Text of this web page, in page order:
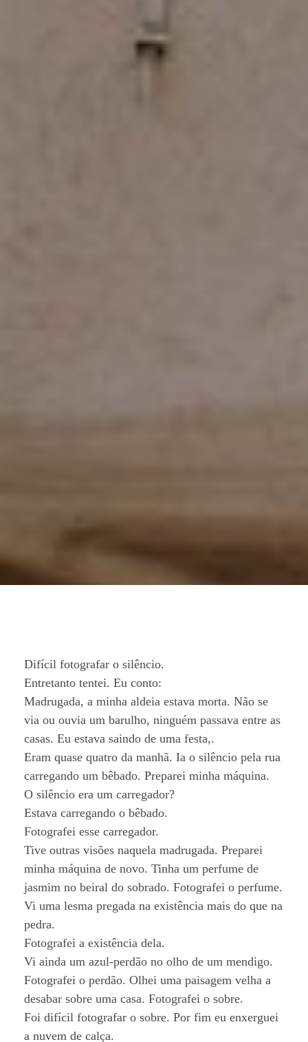
Difícil fotografar o silêncio.
Entretanto tentei. Eu conto:
Madrugada, a minha aldeia estava morta. Não se
via ou ouvia um barulho, ninguém passava entre as
casas. Eu estava saindo de uma festa,.
Eram quase quatro da manhã. Ia o silêncio pela rua
carregando um bêbado. Preparei minha máquina.
O silêncio era um carregador?
Estava carregando o bêbado.
Fotografei esse carregador.
Tive outras visões naquela madrugada. Preparei
minha máquina de novo. Tinha um perfume de
jasmim no beiral do sobrado. Fotografei o perfume.
Vi uma lesma pregada na existência mais do que na
pedra.
Fotografei a existência dela.
Vi ainda um azul-perdão no olho de um mendigo.
Fotografei o perdão. Olhei uma paisagem velha a
desabar sobre uma casa. Fotografei o sobre.
Foi difícil fotografar o sobre. Por fim eu enxerguei
a nuvem de calça.